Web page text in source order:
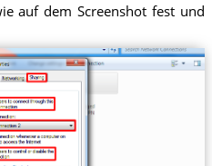
auf dem Screenshot fest und